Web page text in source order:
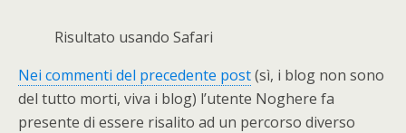
Risultato usando Safari
Nei commenti del precedente post(sì, i blog non sono
del tutto morti, viva i blog) l’utente Noghere fa
presente di essere risalito ad un percorso diverso